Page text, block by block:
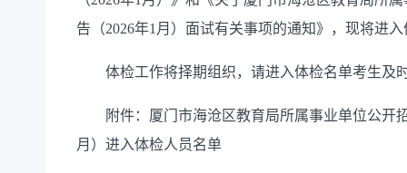
告（2026年1月）面试有关事项的通知》，现将进
体检工作将择期组织，请进入体检名单考生及
附件：厦门市海沧区教育局所属事业单位公开
月）进入体检人员名单